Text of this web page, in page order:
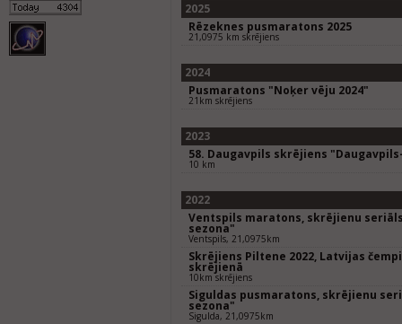
2025
Rēzeknes pusmaratons 2025
21,0975 km skrējiens
2024
Pusmaratons "Noķer vēju 2024"
21km skrējiens
2023
58. Daugavpils skrējiens
10 km
2022
Ventspils maratons, skrējienu
sezona"
Ventspils, 21,0975km
Skrējiens Piltene 2022, Latvijas
skrējienā
10km skrējiens
Siguldas pusmaratons, skrējienu
sezona"
Sigulda, 21,0975km